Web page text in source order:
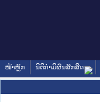
ໜ້າຫຼັກ ນິຕິກໍາມີຜົນສັກສິດ